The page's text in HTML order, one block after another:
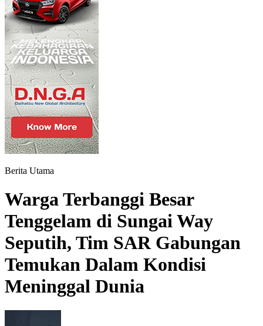
Berita Utama
Warga Terbanggi Besar
Tenggelam di Sungai Way
Seputih, Tim SAR Gabungan
Temukan Dalam Kondisi
Meninggal Dunia